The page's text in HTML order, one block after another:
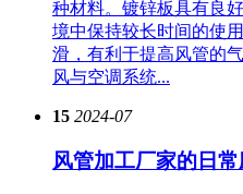
种材料。镀锌板具有良
境中保持较长时间的使
滑，有利于提高风管的
风与空调系统...
15 2024-07
风管加工厂家的日